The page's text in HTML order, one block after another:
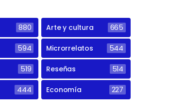
880 Arte y cultura 665
594 Microrrelatos 544
519 Reseñas 514
444 Economía 227